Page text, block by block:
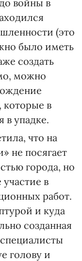
войны в
(это
было иметь
создать
можно
которые в
в упадке.
что на
не посягает
города, но
участие в
работ.
и куда
созданная
голову и